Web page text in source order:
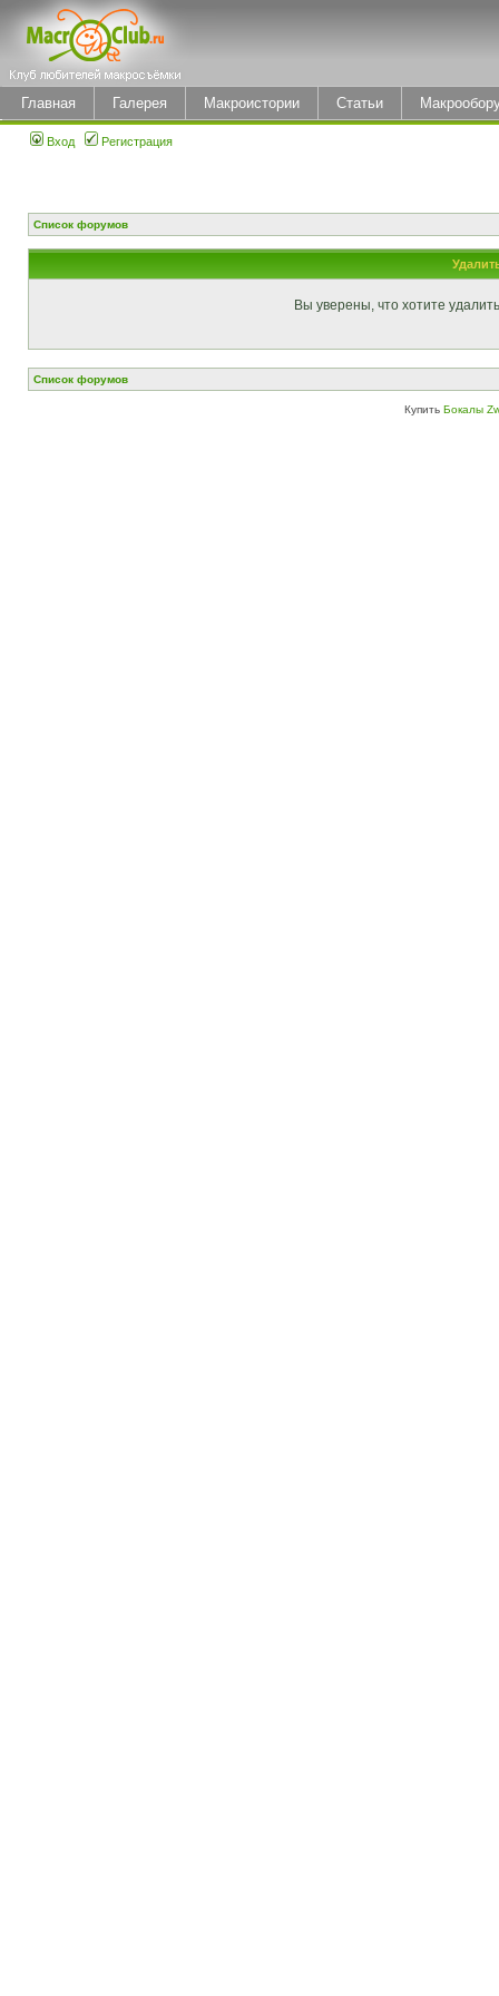
Главная Галерея Макроистории Статьи
Вход Регистрация
Список форумов
Вы уверены, что хотите
Список форумов
Купить Бокалы